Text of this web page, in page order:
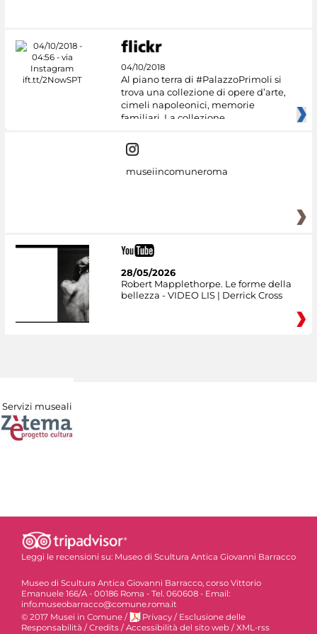
04/10/2018
Al piano terra di #PalazzoPrimoli si
trova una collezione di opere d’arte,
cimeli napoleonici, memorie
familiari. La collezione
museiincomuneroma
28/05/2026
Robert Mapplethorpe. Le forme della
bellezza - VIDEO LIS | Derrick Cross
Servizi museali
Leggi le recensioni su: Museo di Scultura Antica Giovanni Barracco
Museo di Scultura Antica Giovanni Barracco, corso Vittorio
Emanuele 166/A - 00186 Roma - Tel. 060608 - Email:
info.museobarracco@comune.roma.it
© 2017 Musei in Comune / Privacy / Esclusione delle
Responsabilità / Credits / Accessibilità del sito web / XML-rss